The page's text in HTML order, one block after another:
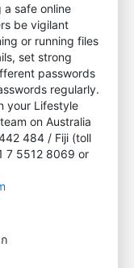
a safe online
be vigilant
or running files
set strong
passwords
regularly.
your Lifestyle
on Australia
484 / Fiji (toll
7 5512 8069 or